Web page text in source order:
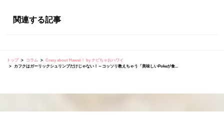
関連する記事
トップ コラム
Crazy about Hawaii！ by ナビちゃおハワイ
カフクはガーリックシュリンプだけじゃない！～コッソリ教えちゃう「美味しいPokeが食...